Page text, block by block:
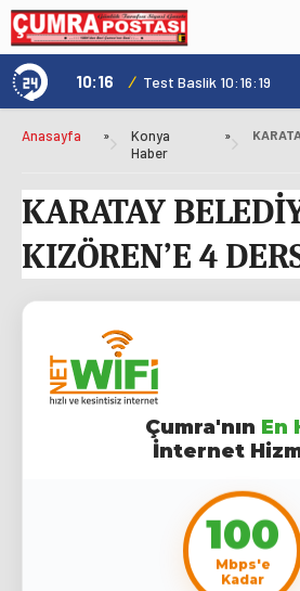
10:16 / Test Baslik 10:16:19
Anasayfa »
Konya
Haber
»
KARATAY
KIZÖREN’E 4
Çumra'nın En
İnternet
100
Mbps'e
Kadar